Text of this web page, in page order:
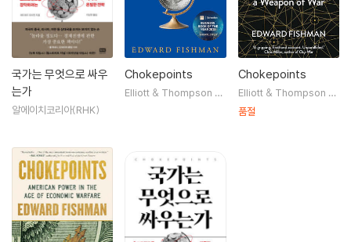
국가는 무엇으로 싸우
는가
알에이치코리아(RHK)
Chokepoints
Elliott & Thompson Li
Chokepoints
Elliott & Thompson Li
mited
품절